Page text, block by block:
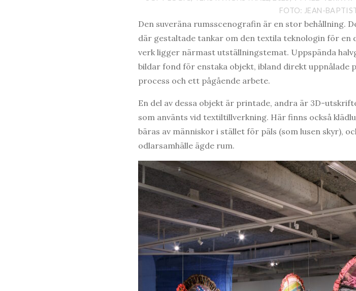
FOTO: JEAN-
Den suveräna rumsscenografin är en stor behållning.
där gestaltade tankar om den textila teknologin för en
verk ligger närmast utställningstemat. Uppspända
bildar fond för enstaka objekt, ibland direkt uppnålade
process och ett pågående arbete.
En del av dessa objekt är printade, andra är 3D-
som använts vid textiltillverkning. Här finns också
bäras av människor i stället för päls (som lusen skyr),
odlarsamhälle ägde rum.